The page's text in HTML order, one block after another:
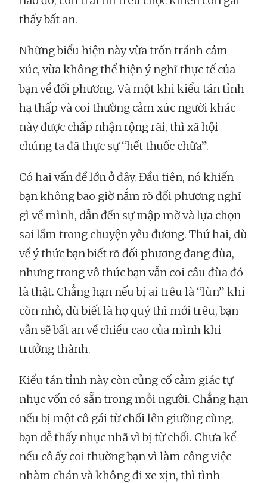
thấy bất an.
Những biểu hiện này vừa trốn tránh cảm
xúc, vừa không thể hiện ý nghĩ thực tế của
bạn về đối phương. Và một khi kiểu tán tỉnh
hạ thấp và coi thường cảm xúc người khác
này được chấp nhận rộng rãi, thì xã hội
chúng ta đã thực sự “hết thuốc chữa”.
Có hai vấn đề lớn ở đây. Đầu tiên, nó khiến
bạn không bao giờ nắm rõ đối phương nghĩ
gì về mình, dẫn đến sự mập mờ và lựa chọn
sai lầm trong chuyện yêu đương. Thứ hai, dù
về ý thức bạn biết rõ đối phương đang đùa,
nhưng trong vô thức bạn vẫn coi câu đùa đó
là thật. Chẳng hạn nếu bị ai trêu là “lùn” khi
còn nhỏ, dù biết là họ quý thì mới trêu, bạn
vẫn sẽ bất an về chiều cao của mình khi
trưởng thành.
Kiểu tán tỉnh này còn củng cố cảm giác tự
nhục vốn có sẵn trong mỗi người. Chẳng hạn
nếu bị một cô gái từ chối lên giường cùng,
bạn dễ thấy nhục nhã vì bị từ chối. Chưa kể
nếu cô ấy coi thường bạn vì làm công việc
nhàm chán và không đi xe xịn, thì tình